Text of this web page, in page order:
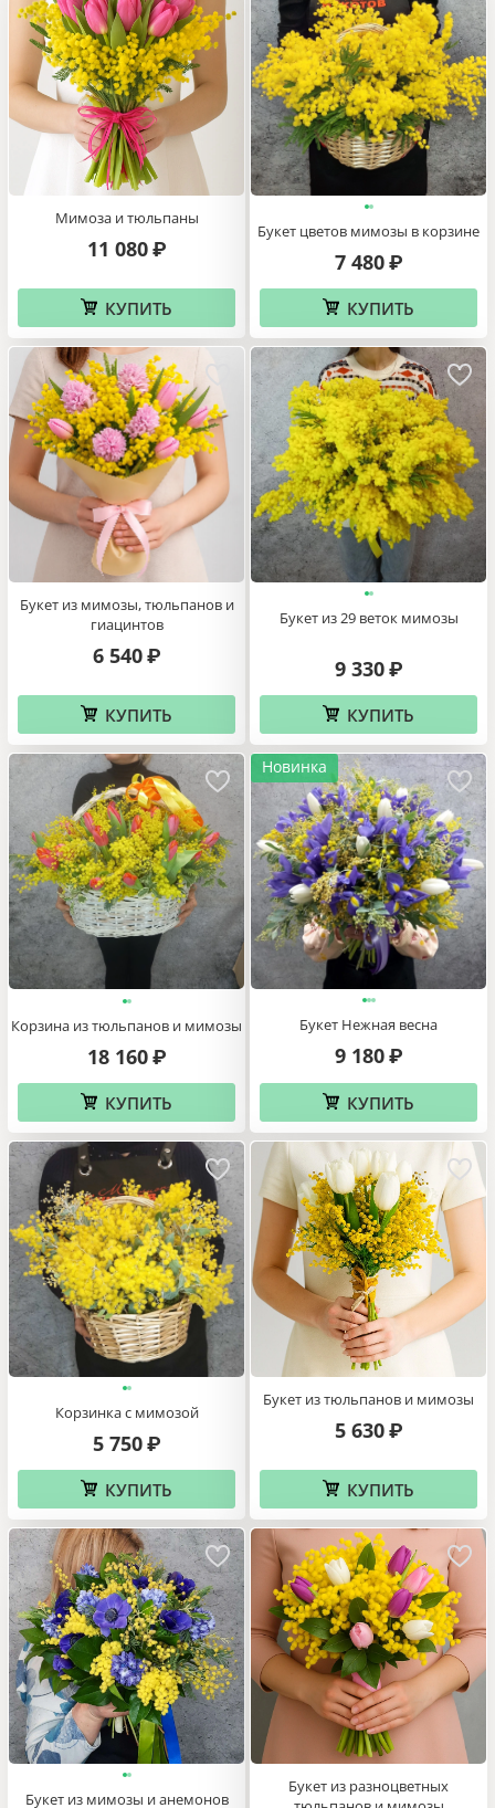
Мимоза и тюльпаны
11 080 ₽
КУПИТЬ
Букет цветов мимозы в корзине
7 480 ₽
КУПИТЬ
Букет из мимозы, тюльпанов и
гиацинтов
6 540 ₽
КУПИТЬ
Букет из 29 веток мимозы
9 330 ₽
КУПИТЬ
Корзина из тюльпанов и мимозы
18 160 ₽
КУПИТЬ
Новинка
Букет Нежная весна
9 180 ₽
КУПИТЬ
Корзинка с мимозой
5 750 ₽
КУПИТЬ
Букет из тюльпанов и мимозы
5 630 ₽
КУПИТЬ
Букет из мимозы и анемонов
Букет из разноцветных